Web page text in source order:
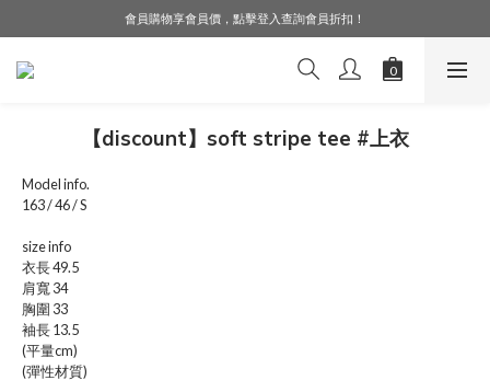
LINE好友募集中，加入就送購物金$50！
會員購物享會員價，點擊登入查詢會員折扣！
LINE好友募集中，加入就送購物金$50！
【discount】soft stripe tee #上衣
Model info.
163 / 46 / S
size info
衣長 49.5
肩寬 34
胸圍 33
袖長 13.5
(平量cm)
(彈性材質)